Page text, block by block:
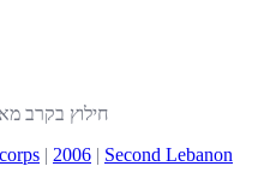
חילוץ בקרב
| 2006 | Second Lebanon